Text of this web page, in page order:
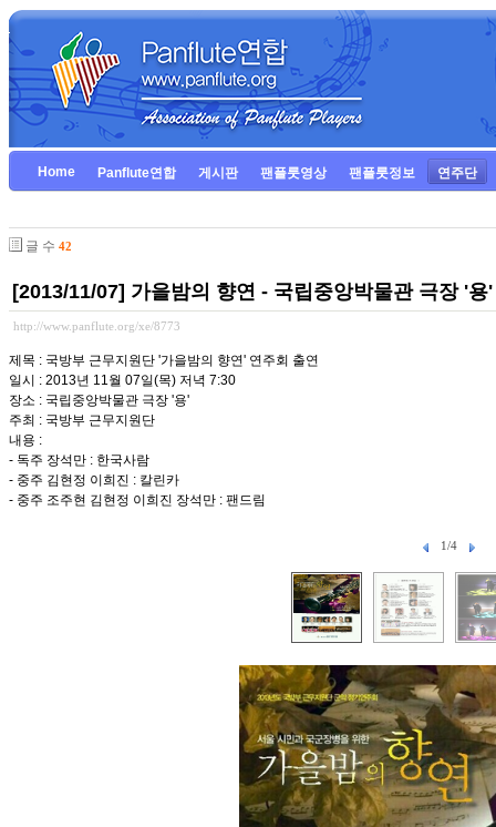
Home Panflute연합 게시판 팬플룻영상 팬플룻정보 연주단
글 수 42
[2013/11/07] 가을밤의 향연 - 국립중앙박물관 극장 '용'
http://www.panflute.org/xe/8773
제목 : 국방부 근무지원단 '가을밤의 향연' 연주회 출연
일시 : 2013년 11월 07일(목) 저녁 7:30
장소 : 국립중앙박물관 극장 '용'
주최 : 국방부 근무지원단
내용 :
- 독주 장석만 : 한국사람
- 중주 김현정 이희진 : 칼린카
- 중주 조주현 김현정 이희진 장석만 : 팬드림
1/4